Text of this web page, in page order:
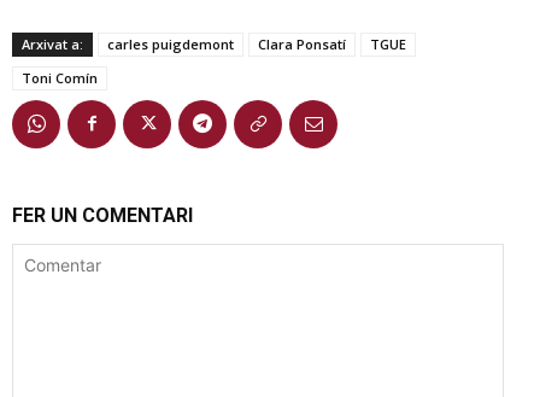
Arxivat a: carles puigdemont Clara Ponsatí
TGUE
Toni Comín
FER UN COMENTARI